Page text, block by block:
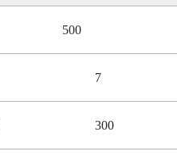
500
7
300